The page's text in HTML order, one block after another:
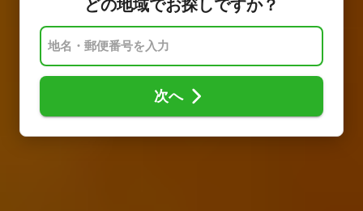
どの地域でお探しですか？
次へ